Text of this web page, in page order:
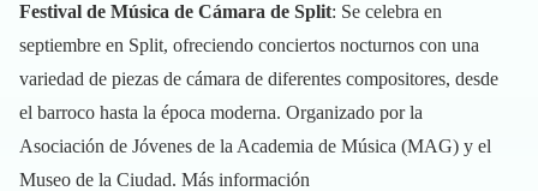
Festival de Música de Cámara de Split: Se celebra en
septiembre en Split, ofreciendo conciertos nocturnos con una
variedad de piezas de cámara de diferentes compositores, desde
el barroco hasta la época moderna. Organizado por la
Asociación de Jóvenes de la Academia de Música (MAG) y el
Museo de la Ciudad. Más información